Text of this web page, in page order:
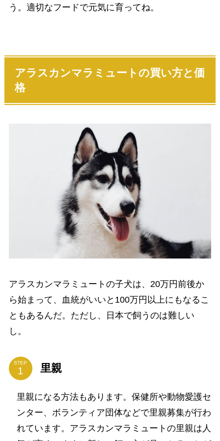
う。適切なフードで元気に育ってね。
アラスカンマラミュートの買い方と価
格
アラスカンマラミュートの子犬は、20万円前後か
ら始まって、血統がいいと100万円以上にもなるこ
ともあるんだ。ただし、日本で飼うのは難しい
し。
STEP 里親
里親になる方法もあります。保健所や動物愛護セ
ンター、ボランティア団体などで里親募集が行わ
れています。アラスカンマラミュートの里親は人